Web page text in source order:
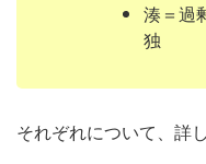
湊＝過
独
それぞれについて、詳